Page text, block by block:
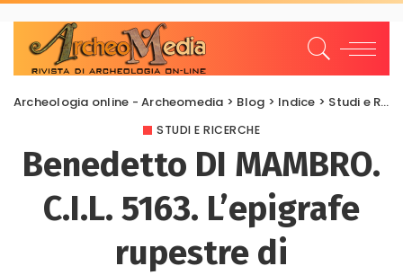
Archeologia online - Archeomedia > Blog > Indice > Studi e Ricerche
STUDI E RICERCHE
Benedetto DI MAMBRO.
C.I.L. 5163. L’epigrafe
rupestre di